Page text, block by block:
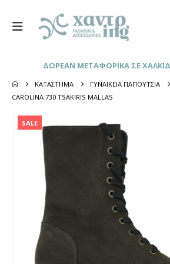
ΔΩΡΕΑΝ ΜΕΤΑΦΟΡΙΚΑ ΣΕ
ΚΑΤΆΣΤΗΜΑ
ΓΥΝΑΙΚΕΊΑ ΠΑΠΟΎΤΣΙΑ
CAROLINA 730 TSAKIRIS MALLAS
SALE